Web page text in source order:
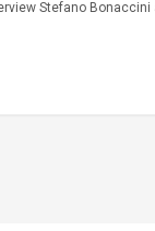
Stefano Bonaccini